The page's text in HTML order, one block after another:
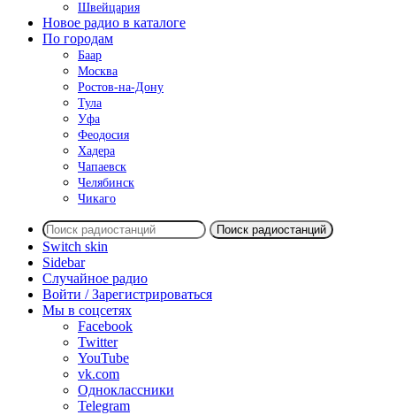
Швейцария
Новое радио в каталоге
По городам
Баар
Москва
Ростов-на-Дону
Тула
Уфа
Феодосия
Хадера
Чапаевск
Челябинск
Чикаго
Поиск радиостанций
Switch skin
Sidebar
Случайное радио
Войти / Зарегистрироваться
Мы в соцсетях
Facebook
Twitter
YouTube
vk.com
Одноклассники
Telegram